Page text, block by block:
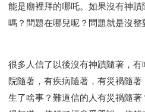
彰顯神憤怒的器皿
新時代基督教
神同在
傳道者的言語 信心
命
智慧與悟性
從轄制中得自由
破
"如何"
屬靈人的好習慣
打開天
神蹟系列
愚蠢系列 戰勝撒旦系
能是廟裡拜的哪吒。如果沒有神
嗎？問題在哪兒呢？問題就是沒整
很多人信了以後沒有神蹟隨著，
院隨著，有疾病隨著，有災禍隨
生了啥事？難道信的人有災禍隨